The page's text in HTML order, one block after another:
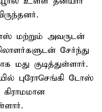
மற்றும் அவருடன்
சேர்ந்து
மது குடித்துள்ளார்.
புரோசெங்கி டோஸ்
கிராமமான